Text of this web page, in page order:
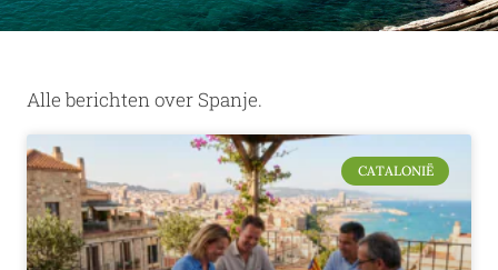
Alle berichten over Spanje.
CATALONIË